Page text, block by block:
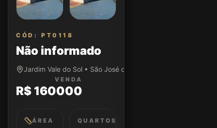
CÓD: PT0118
Não informado
Jardim Vale do Sol • São José dos Campos/SP
VENDA
R$ 160000
ÁREA QUARTOS